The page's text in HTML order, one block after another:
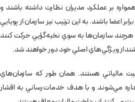
بر عملكرد مديران نظارت داشته باشند و
اعضا باشند. به اين ترتيب نيز سازمان از پويايي
هرچند سازمان‌ها به سوي نخبه‌گرايي حركت كنند
از ويژگي هاي اصلي خود دور خواهند شد.
مالياتي هستند. همان طور كه سازمان‌هاي
مي‌شوند و با هدف خدمات‌رساني به اقشار